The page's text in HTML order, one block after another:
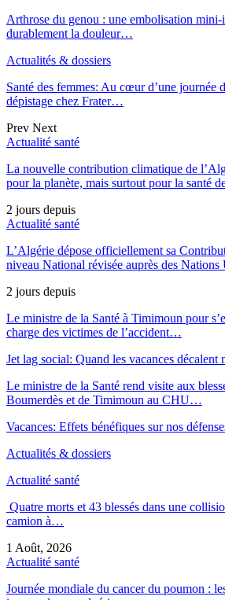
Arthrose du genou : une embolisation mini-
durablement la douleur…
Actualités & dossiers
Santé des femmes: Au cœur d’une journée
dépistage chez Frater…
Prev Next
Actualité santé
La nouvelle contribution climatique de
pour la planète, mais surtout pour la santé
2 jours depuis
Actualité santé
L’Algérie dépose officiellement sa
niveau National révisée auprès des Nations
2 jours depuis
Le ministre de la Santé à Timimoun pour
charge des victimes de l’accident…
Jet lag social: Quand les vacances
Le ministre de la Santé rend visite aux
Boumerdès et de Timimoun au CHU…
Vacances: Effets bénéfiques sur nos
Actualités & dossiers
Actualité santé
Quatre morts et 43 blessés dans une
camion à…
1 Août, 2026
Actualité santé
Journée mondiale du cancer du poumon :